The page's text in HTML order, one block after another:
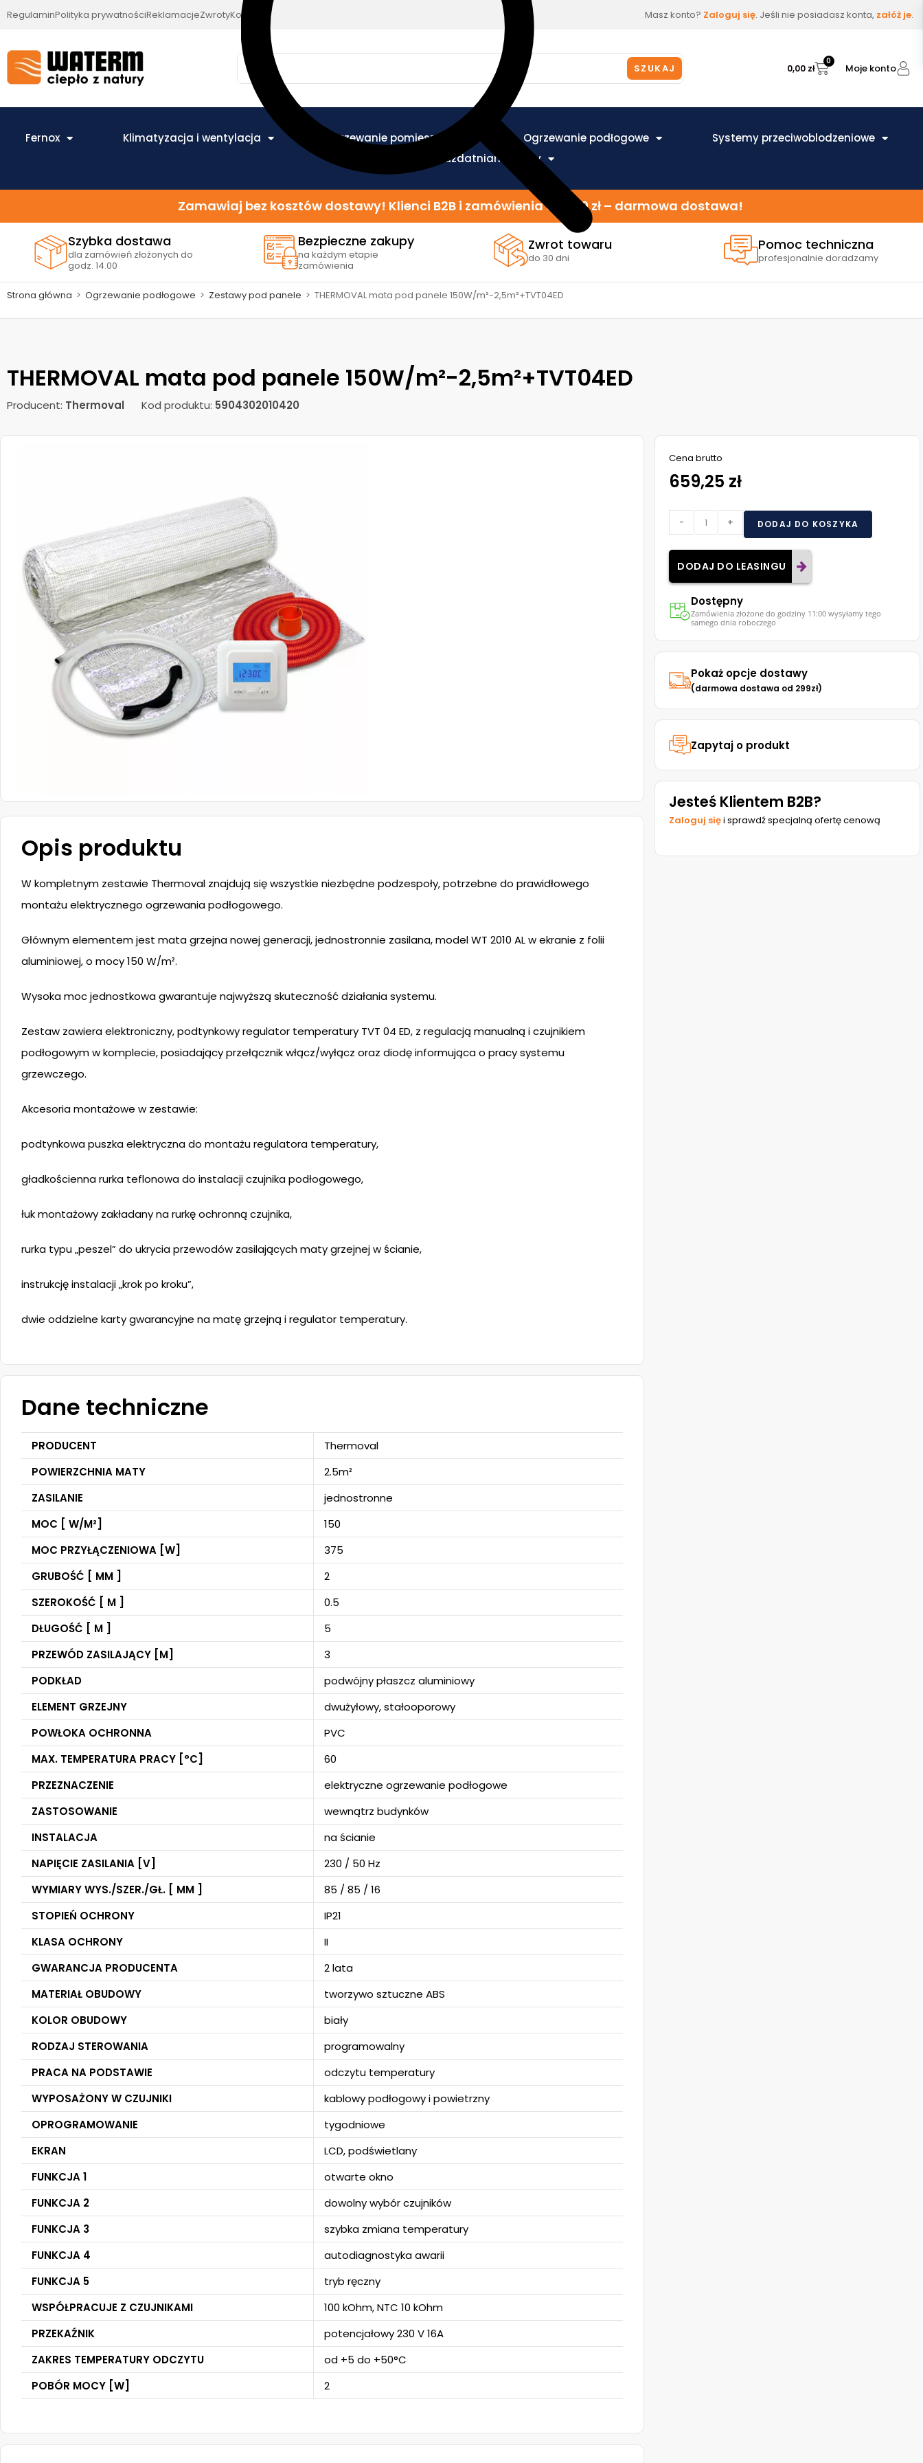
RegulaminPolityka prywatnościReklamacjeZwrotyKontakt Masz konto? Zaloguj się. Jeśli nie posiadasz konta, załóż je.
SZUKAJ 0,00 zł
0
Moje konto
Fernox Klimatyzacja i wentylacja Ogrzewanie pomieszczeń Ogrzewanie podłogowe
Systemy przeciwoblodzeniowe
Ogrzewanie i uzdatnianie wody
Zamawiaj bez kosztów dostawy! Klienci B2B i zamówienia od 299 zł – darmowa dostawa!
Szybka dostawa
dla zamówień złożonych do
godz. 14.00
Bezpieczne zakupy
na każdym etapie
zamówienia
Zwrot towaru
do 30 dni
Pomoc techniczna
profesjonalnie doradzamy
Strona główna > Ogrzewanie podłogowe > Zestawy pod panele > THERMOVAL mata pod panele 150W/m²-2,5m²+TVT04ED
THERMOVAL mata pod panele 150W/m²-2,5m²+TVT04ED
Producent: Thermoval Kod produktu: 5904302010420
Opis produktu
W kompletnym zestawie Thermoval znajdują się wszystkie niezbędne podzespoły, potrzebne do prawidłowego
montażu elektrycznego ogrzewania podłogowego.
Głównym elementem jest mata grzejna nowej generacji, jednostronnie zasilana, model WT 2010 AL w ekranie z folii
aluminiowej, o mocy 150 W/m².
Wysoka moc jednostkowa gwarantuje najwyższą skuteczność działania systemu.
Zestaw zawiera elektroniczny, podtynkowy regulator temperatury TVT 04 ED, z regulacją manualną i czujnikiem
podłogowym w komplecie, posiadający przełącznik włącz/wyłącz oraz diodę informująca o pracy systemu
grzewczego.
Akcesoria montażowe w zestawie:
podtynkowa puszka elektryczna do montażu regulatora temperatury,
gładkościenna rurka teflonowa do instalacji czujnika podłogowego,
łuk montażowy zakładany na rurkę ochronną czujnika,
rurka typu „peszel” do ukrycia przewodów zasilających maty grzejnej w ścianie,
instrukcję instalacji „krok po kroku”,
dwie oddzielne karty gwarancyjne na matę grzejną i regulator temperatury.
Dane techniczne
PRODUCENT
Thermoval
POWIERZCHNIA MATY
2.5m²
ZASILANIE
jednostronne
MOC [ W/M²]
150
MOC PRZYŁĄCZENIOWA [W]
375
GRUBOŚĆ [ MM ]
2
SZEROKOŚĆ [ M ]
0.5
DŁUGOŚĆ [ M ]
5
PRZEWÓD ZASILAJĄCY [M]
3
PODKŁAD
podwójny płaszcz aluminiowy
ELEMENT GRZEJNY
dwużyłowy, stałooporowy
POWŁOKA OCHRONNA
PVC
MAX. TEMPERATURA PRACY [°C]
60
PRZEZNACZENIE
elektryczne ogrzewanie podłogowe
ZASTOSOWANIE
wewnątrz budynków
INSTALACJA
na ścianie
NAPIĘCIE ZASILANIA [V]
230 / 50 Hz
WYMIARY WYS./SZER./GŁ. [ MM ]
85 / 85 / 16
STOPIEŃ OCHRONY
IP21
KLASA OCHRONY
II
GWARANCJA PRODUCENTA
2 lata
MATERIAŁ OBUDOWY
tworzywo sztuczne ABS
KOLOR OBUDOWY
biały
RODZAJ STEROWANIA
programowalny
PRACA NA PODSTAWIE
odczytu temperatury
WYPOSAŻONY W CZUJNIKI
kablowy podłogowy i powietrzny
OPROGRAMOWANIE
tygodniowe
EKRAN
LCD, podświetlany
FUNKCJA 1
otwarte okno
FUNKCJA 2
dowolny wybór czujników
FUNKCJA 3
szybka zmiana temperatury
FUNKCJA 4
autodiagnostyka awarii
FUNKCJA 5
tryb ręczny
WSPÓŁPRACUJE Z CZUJNIKAMI
100 kOhm, NTC 10 kOhm
PRZEKAŹNIK
potencjałowy 230 V 16A
ZAKRES TEMPERATURY ODCZYTU
od +5 do +50°C
POBÓR MOCY [W]
2
Cena brutto
659,25 zł
- + DODAJ DO KOSZYKA
DODAJ DO LEASINGU
Dostępny
Zamówienia złożone do godziny 11:00 wysyłamy tego
samego dnia roboczego
Pokaż opcje dostawy
(darmowa dostawa od 299zł)
Zapytaj o produkt
Jesteś Klientem B2B?
Zaloguj sięi sprawdź specjalną ofertę cenową